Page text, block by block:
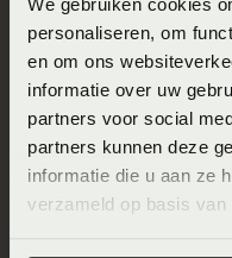
We gebruiken cookies
personaliseren, om
en om ons
informatie over uw
partners voor social
partners kunnen deze
informatie die u aan ze
verzameld op basis
Direct naar
Slaapgedrag
SlaapKwaliteit
Winkels